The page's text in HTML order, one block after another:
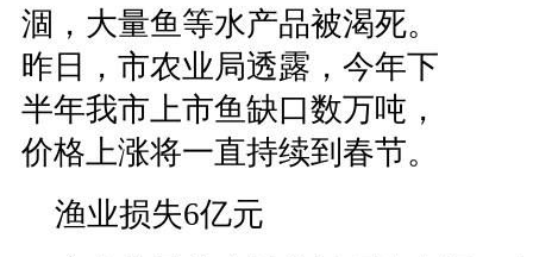
涸，大量鱼等水产品被渴死。
昨日，市农业局透露，今年下
半年我市上市鱼缺口数万吨，
价格上涨将一直持续到春节。
渔业损失6亿元